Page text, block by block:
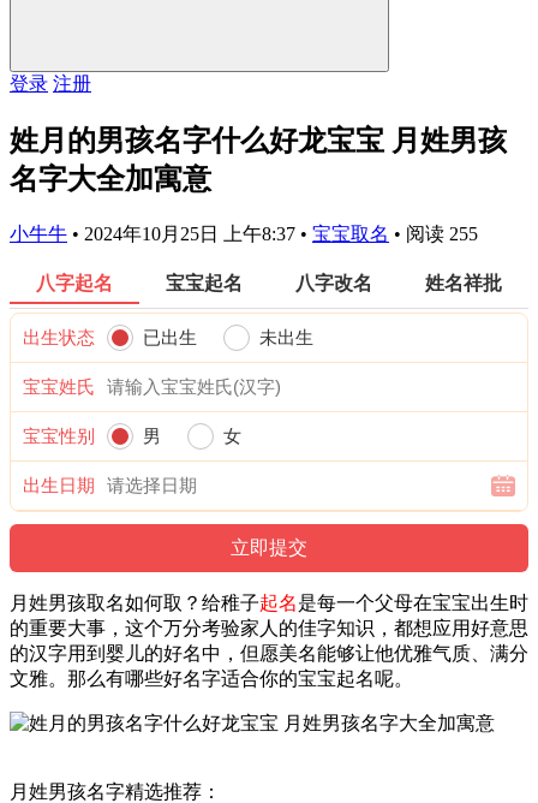
登录 注册
姓月的男孩名字什么好龙宝宝 月姓男孩
名字大全加寓意
小牛牛 • 2024年10月25日 上午8:37 • 宝宝取名 • 阅读 255
八字起名 宝宝起名 八字改名 姓名祥批
出生状态 已出生 未出生
宝宝姓氏
宝宝性别 男 女
出生日期
月姓男孩取名如何取？给稚子起名是每一个父母在宝宝出生时
的重要大事，这个万分考验家人的佳字知识，都想应用好意思
的汉字用到婴儿的好名中，但愿美名能够让他优雅气质、满分
文雅。那么有哪些好名字适合你的宝宝起名呢。
月姓男孩名字精选推荐：